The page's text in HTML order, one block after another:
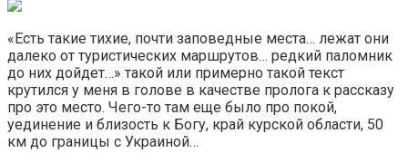
«Есть такие тихие, почти заповедные места… лежат они
далеко от туристических маршрутов… редкий паломник
до них дойдет…» такой или примерно такой текст
крутился у меня в голове в качестве пролога к рассказу
про это место. Чего-то там еще было про покой,
уединение и близость к Богу, край курской области, 50
км до границы с Украиной…